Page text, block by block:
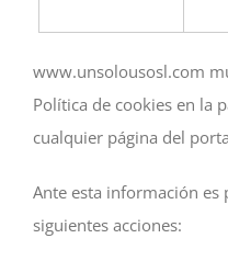
www.unsolousosl.com
Política de cookies en la
cualquier página del
Ante esta información es
siguientes acciones: